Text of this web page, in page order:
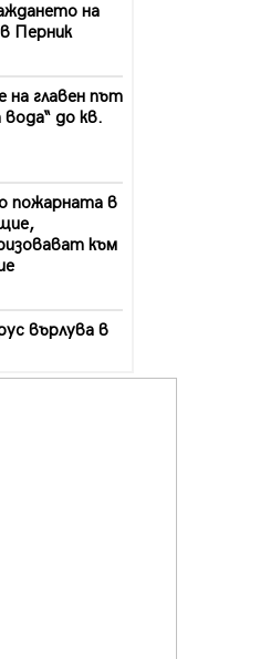
на
Перник
на главен път
до кв.
пожарната в
към
върлува в